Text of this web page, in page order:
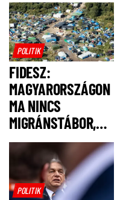
POLITIK
FIDESZ:
MAGYARORSZÁGON
MA NINCS
MIGRÁNSTÁBOR,
FELSZÓLÍTJUK
MAGYAR PÉTERT,
HOGY NE IS
LEGYEN!
POLITIK